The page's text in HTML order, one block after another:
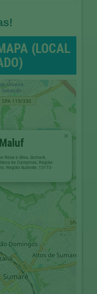
(LOCAL
Rosa e Silva, Sumaré,
de Campinas, Região
Região Sudeste, 13173-
×